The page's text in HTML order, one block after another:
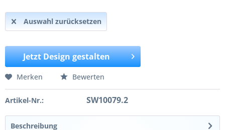
Auswahl zurücksetzen
Jetzt Design gestalten
Merken Bewerten
Artikel-Nr.: SW10079.2
Beschreibung